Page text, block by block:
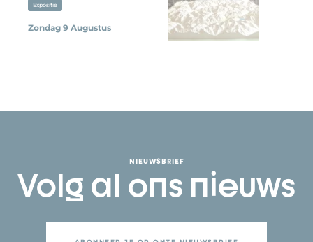
Expositie
Zondag 9 Augustus
NIEUWSBRIEF
Volg al ons nieuws